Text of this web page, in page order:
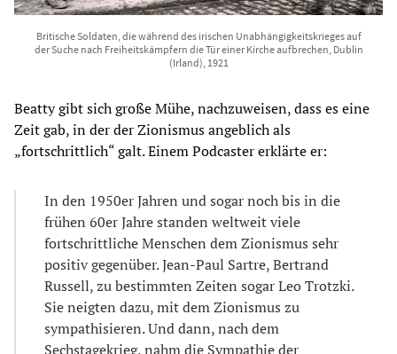
Britische Soldaten, die während des irischen Unabhängigkeitskrieges auf
der Suche nach Freiheitskämpfern die Tür einer Kirche aufbrechen, Dublin
(Irland), 1921
Beatty gibt sich große Mühe, nachzuweisen, dass es eine
Zeit gab, in der der Zionismus angeblich als
„fortschrittlich“ galt. Einem Podcaster erklärte er:
In den 1950er Jahren und sogar noch bis in die
frühen 60er Jahre standen weltweit viele
fortschrittliche Menschen dem Zionismus sehr
positiv gegenüber. Jean-Paul Sartre, Bertrand
Russell, zu bestimmten Zeiten sogar Leo Trotzki.
Sie neigten dazu, mit dem Zionismus zu
sympathisieren. Und dann, nach dem
Sechstagekrieg, nahm die Sympathie der